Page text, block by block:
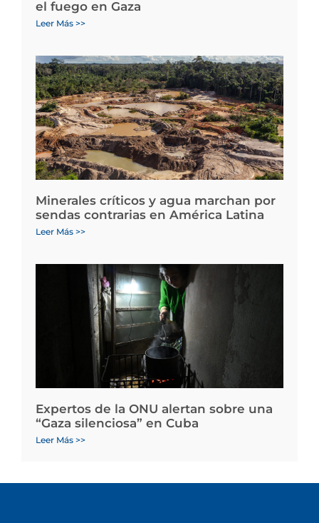
el fuego en Gaza
Leer Más >>
Minerales críticos y agua marchan por
sendas contrarias en América Latina
Leer Más >>
Expertos de la ONU alertan sobre una
“Gaza silenciosa” en Cuba
Leer Más >>